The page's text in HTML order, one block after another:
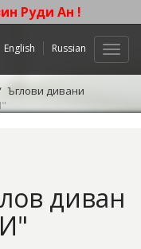
Руди Ан !
English Russian
Ъглови дивани
диван